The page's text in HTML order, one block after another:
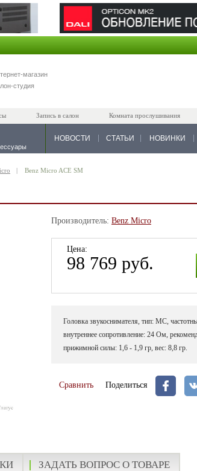
магазин
студия
Запись в салон Комната прослушивания
НОВОСТИ СТАТЬИ НОВИНКИ
Benz Micro ACE SM
Производитель: Benz Micro
Цена:
98 769 руб.
Головка звукоснимателя, тип: МС,
внутреннее сопротивление: 24 Ом,
прижимной силы: 1,6 - 1,9 гр, вес: 8,8 гр.
Сравнить Поделиться
ЗАДАТЬ ВОПРОС О ТОВАРЕ